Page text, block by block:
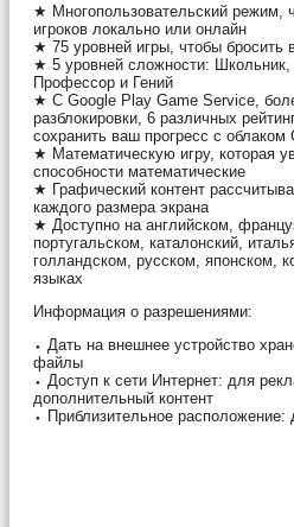
★ Многопользовательский режим,
игроков локально или онлайн
★ 75 уровней игры, чтобы бросить
★ 5 уровней сложности: Школьник,
Профессор и Гений
★ С Google Play Game Service,
разблокировки, 6 различных
сохранить ваш прогресс с облаком
★ Математическую игру, которая
способности математические
★ Графический контент
каждого размера экрана
★ Доступно на английском,
португальском, каталонский,
голландском, русском, японском,
языках
Информация о разрешениями:
⬩ Дать на внешнее устройство
файлы
⬩ Доступ к сети Интернет: для
дополнительный контент
⬩ Приблизительное